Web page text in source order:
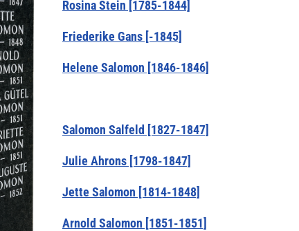
Rosina Stein [1785-1844]
Friederike Gans [-1845]
Helene Salomon [1846-1846]
Salomon Salfeld [1827-1847]
Julie Ahrons [1798-1847]
Jette Salomon [1814-1848]
Arnold Salomon [1851-1851]